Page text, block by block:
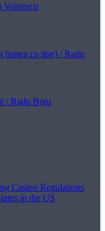
Voinescu
lumea cu tine) / Radu
/ Radu Buțu
Casino Regulations
in the US